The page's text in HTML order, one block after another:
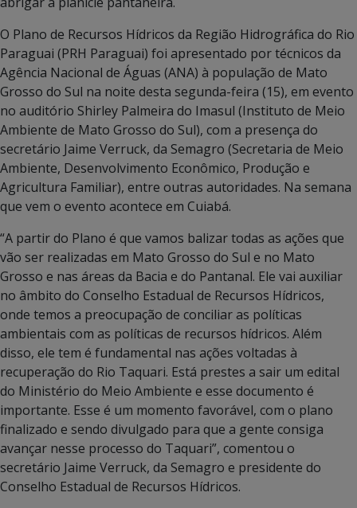
O Plano de Recursos Hídricos da Região Hidrográfica do Rio
Paraguai (PRH Paraguai) foi apresentado por técnicos da
Agência Nacional de Águas (ANA) à população de Mato
Grosso do Sul na noite desta segunda-feira (15), em evento
no auditório Shirley Palmeira do Imasul (Instituto de Meio
Ambiente de Mato Grosso do Sul), com a presença do
secretário Jaime Verruck, da Semagro (Secretaria de Meio
Ambiente, Desenvolvimento Econômico, Produção e
Agricultura Familiar), entre outras autoridades. Na semana
que vem o evento acontece em Cuiabá.
“A partir do Plano é que vamos balizar todas as ações que
vão ser realizadas em Mato Grosso do Sul e no Mato
Grosso e nas áreas da Bacia e do Pantanal. Ele vai auxiliar
no âmbito do Conselho Estadual de Recursos Hídricos,
onde temos a preocupação de conciliar as políticas
ambientais com as políticas de recursos hídricos. Além
disso, ele tem é fundamental nas ações voltadas à
recuperação do Rio Taquari. Está prestes a sair um edital
do Ministério do Meio Ambiente e esse documento é
importante. Esse é um momento favorável, com o plano
finalizado e sendo divulgado para que a gente consiga
avançar nesse processo do Taquari”, comentou o
secretário Jaime Verruck, da Semagro e presidente do
Conselho Estadual de Recursos Hídricos.